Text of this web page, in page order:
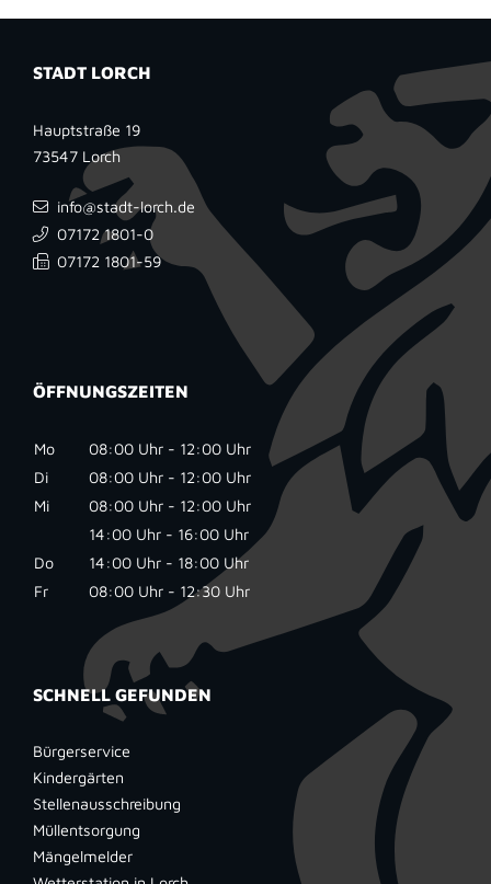
STADT LORCH
Hauptstraße 19
73547 Lorch
info@stadt-lorch.de
07172 1801-0
07172 1801-59
ÖFFNUNGSZEITEN
Mo
08:00 Uhr - 12:00 Uhr
Di
08:00 Uhr - 12:00 Uhr
Mi
08:00 Uhr - 12:00 Uhr
14:00 Uhr - 16:00 Uhr
Do
14:00 Uhr - 18:00 Uhr
Fr
08:00 Uhr - 12:30 Uhr
SCHNELL GEFUNDEN
Bürgerservice
Kindergärten
Stellenausschreibung
Müllentsorgung
Mängelmelder